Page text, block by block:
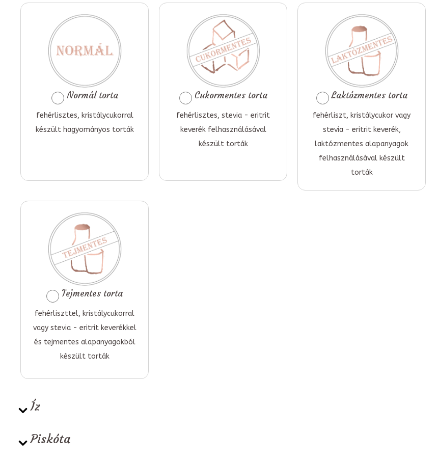
Normál torta
fehérlisztes, kristálycukorral
készült hagyományos torták
Cukormentes torta
fehérlisztes, stevia - eritrit
keverék felhasználásával
készült torták
Laktózmentes torta
fehérliszt, kristálycukor vagy
stevia - eritrit keverék,
laktózmentes alapanyagok
felhasználásával készült
torták
Tejmentes torta
fehérliszttel, kristálycukorral
vagy stevia - eritrit keverékkel
és tejmentes alapanyagokból
készült torták
Íz
Piskóta